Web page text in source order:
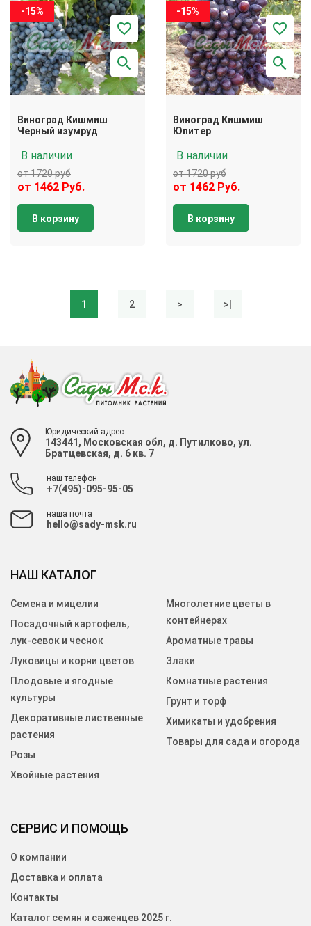
-15%
Виноград Кишмиш
Черный изумруд
В наличии
от 1720 руб
от 1462 Руб.
В корзину
-15%
Виноград Кишмиш
Юпитер
В наличии
от 1720 руб
от 1462 Руб.
В корзину
1 2 > >|
Юридический адрес:
143441, Московская обл, д. Путилково, ул.
Братцевская, д. 6 кв. 7
наш телефон
+7(495)-095-95-05
наша почта
hello@sady-msk.ru
СЕРВИС И ПОМОЩЬ
О компании
Доставка и оплата
Контакты
Каталог семян и саженцев 2025 г.
НАШ КАТАЛОГ
Семена и мицелии
Посадочный картофель,
лук-севок и чеснок
Луковицы и корни цветов
Плодовые и ягодные
культуры
Декоративные лиственные
растения
Розы
Хвойные растения
Многолетние цветы в
контейнерах
Ароматные травы
Злаки
Комнатные растения
Грунт и торф
Химикаты и удобрения
Товары для сада и огорода